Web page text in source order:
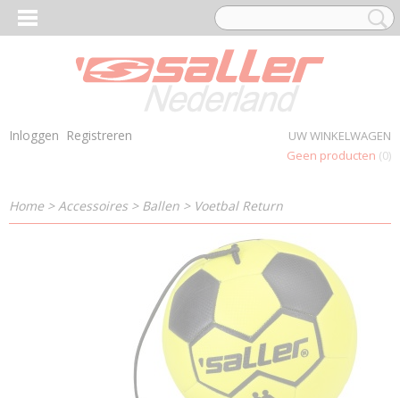
Inloggen Registreren
UW WINKELWAGEN
Geen producten (0)
Home> Accessoires > Ballen > Voetbal Return